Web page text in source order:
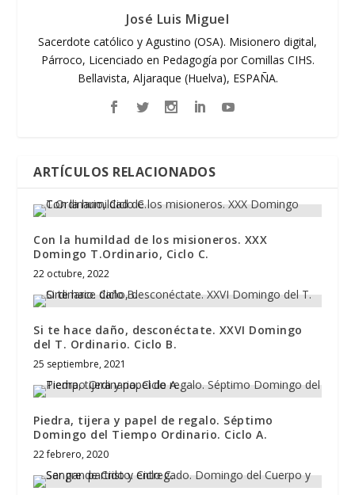
José Luis Miguel
Sacerdote católico y Agustino (OSA). Misionero digital,
Párroco, Licenciado en Pedagogía por Comillas CIHS.
Bellavista, Aljaraque (Huelva), ESPAÑA.
ARTÍCULOS RELACIONADOS
Con la humildad de los misioneros. XXX
Domingo T.Ordinario, Ciclo C.
22 octubre, 2022
Si te hace daño, desconéctate. XXVI Domingo
del T. Ordinario. Ciclo B.
25 septiembre, 2021
Piedra, tijera y papel de regalo. Séptimo
Domingo del Tiempo Ordinario. Ciclo A.
22 febrero, 2020